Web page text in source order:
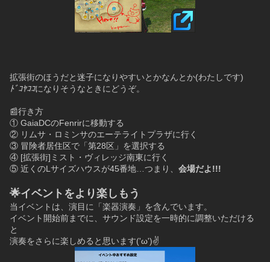
拡張街のほうだと迷子になりやすいとかなんとか(わたしです)
ﾄﾞｺﾔｺｺになりそうなときにどうぞ。
📰行き方
① GaiaDCのFenrirに移動する
② リムサ・ロミンサのエーテライトプラザに行く
③ 冒険者居住区で「第28区」を選択する
④ [拡張街]ミスト・ヴィレッジ南東に行く
⑤ 近くのLサイズハウスが45番地…つまり、 会場だよ!!!
🌟イベントをより楽しもう
当イベントは、演目に「楽器演奏」を含んでいます。
イベント開始前までに、サウンド設定を一時的に調整いただける
と
演奏をさらに楽しめると思います('ω')✌️